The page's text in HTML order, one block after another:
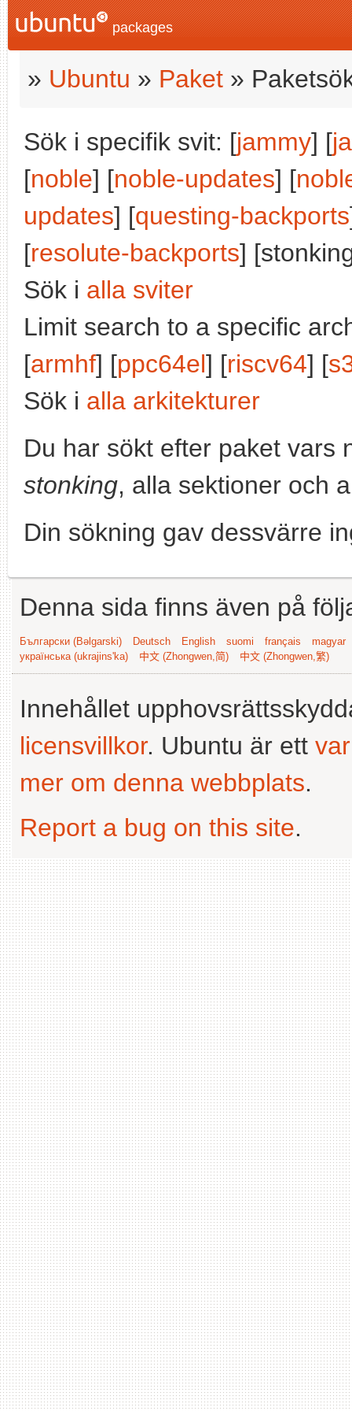
packages
» Ubuntu » Paket »
Sök i specifik svit: [jammy] [
[noble] [noble-updates] [
updates] [questing-backports
[resolute-backports]
Sök i alla sviter
Limit search to a specific
[armhf] [ppc64el] [riscv64] [
Sök i alla arkitekturer
Du har sökt efter paket vars
stonking, alla sektioner och
Din sökning gav dessvärre
Denna sida finns även på
Български (Bəlgarski) Deutsch English suomi français
magyar
українська (ukrajins'ka)
中文 (Zhongwen,简) 中文 (Zhongwen,繁)
Innehållet
licensvillkor. Ubuntu är ett
mer om denna webbplats.
Report a bug on this site.